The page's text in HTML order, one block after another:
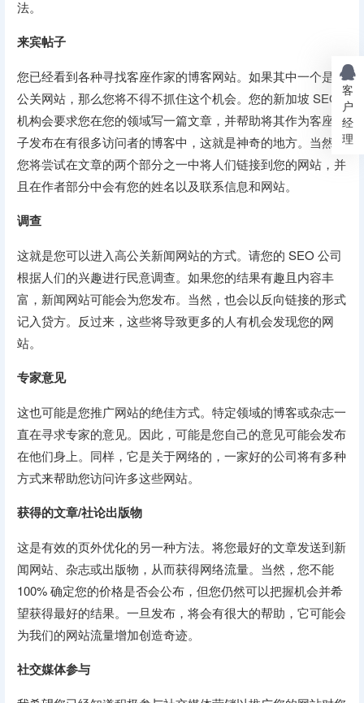
法。
来宾帖子
您已经看到各种寻找客座作家的博客网站。如果其中一个是高
公关网站，那么您将不得不抓住这个机会。您的新加坡 SEO
机构会要求您在您的领域写一篇文章，并帮助将其作为客座帖
子发布在有很多访问者的博客中，这就是神奇的地方。当然，
您将尝试在文章的两个部分之一中将人们链接到您的网站，并
且在作者部分中会有您的姓名以及联系信息和网站。
调查
这就是您可以进入高公关新闻网站的方式。请您的 SEO 公司
根据人们的兴趣进行民意调查。如果您的结果有趣且内容丰
富，新闻网站可能会为您发布。当然，也会以反向链接的形式
记入贷方。反过来，这些将导致更多的人有机会发现您的网
站。
专家意见
这也可能是您推广网站的绝佳方式。特定领域的博客或杂志一
直在寻求专家的意见。因此，可能是您自己的意见可能会发布
在他们身上。同样，它是关于网络的，一家好的公司将有多种
方式来帮助您访问许多这些网站。
获得的文章/社论出版物
这是有效的页外优化的另一种方法。将您最好的文章发送到新
闻网站、杂志或出版物，从而获得网络流量。当然，您不能
100% 确定您的价格是否会公布，但您仍然可以把握机会并希
望获得最好的结果。一旦发布，将会有很大的帮助，它可能会
为我们的网站流量增加创造奇迹。
社交媒体参与
客
户
经
理